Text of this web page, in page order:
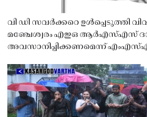
വി ഡി സവർക്കറെ ഉൾപ്പെടുത്തി
മഞ്ചേശ്വരം എഇഒ ആർഎസ്എസ്
അവസാനിപ്പിക്കണമെന്ന്